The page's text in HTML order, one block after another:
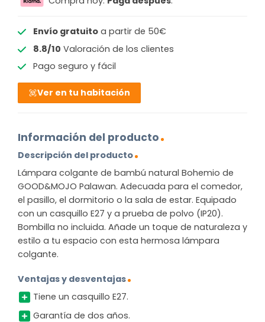
Envío gratuitoa partir de 50€
8.8/10 Valoración de los clientes
Pago seguro y fácil
Ver en tu habitación
Información del producto
Descripción del producto
Lámpara colgante de bambú natural Bohemio de
GOOD&MOJO Palawan. Adecuada para el comedor,
el pasillo, el dormitorio o la sala de estar. Equipado
con un casquillo E27 y a prueba de polvo (IP20).
Bombilla no incluida. Añade un toque de naturaleza y
estilo a tu espacio con esta hermosa lámpara
colgante.
Ventajas y desventajas
Tiene un casquillo E27.
Garantía de dos años.